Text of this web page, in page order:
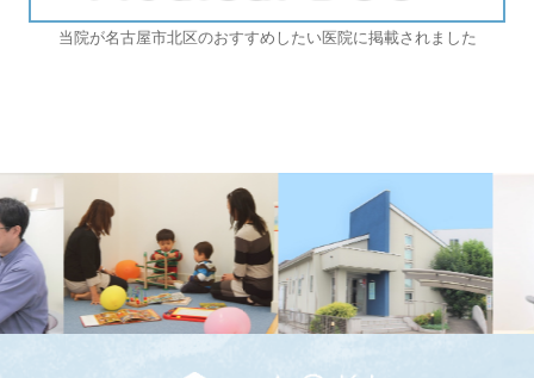
当院が名古屋市北区のおすすめしたい医院に掲載されました